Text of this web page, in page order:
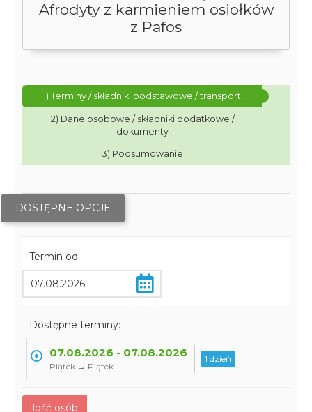
Afrodyty z karmieniem osiołków
z Pafos
1) Terminy / składniki podstawowe / transport
2) Dane osobowe / składniki dodatkowe /
dokumenty
3) Podsumowanie
DOSTĘPNE OPCJE
Termin od:
Dostępne terminy:
07.08.2026 - 07.08.2026
Piątek → Piątek
1 dzień
Ilość osób: